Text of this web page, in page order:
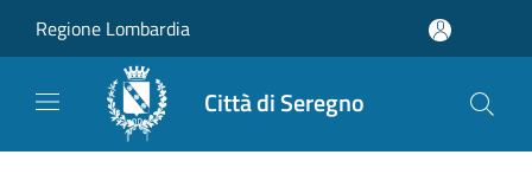
Regione Lombardia
Città di Seregno